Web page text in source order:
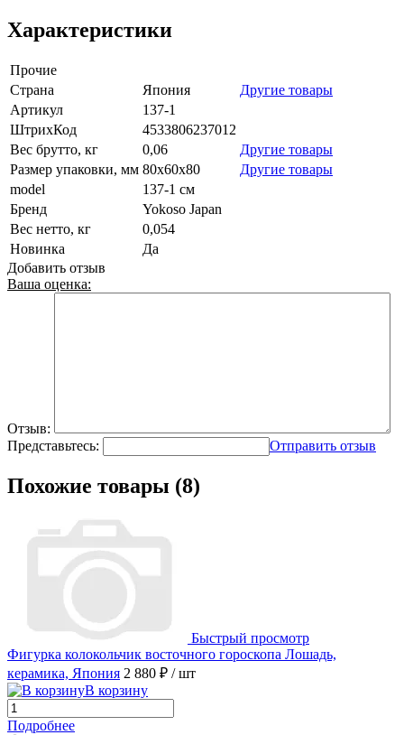
Характеристики
Прочие
Страна
Япония
Другие товары
Артикул
137-1
ШтрихКод
4533806237012
Вес брутто, кг
0,06
Другие товары
Размер упаковки, мм 80х60х80
Другие товары
model
137-1 см
Бренд
Yokoso Japan
Вес нетто, кг
0,054
Новинка
Да
Добавить отзыв
Ваша оценка:
Отзыв:
Представьтесь:
Отправить отзыв
Похожие товары (8)
Быстрый просмотр
Фигурка колокольчик восточного гороскопа Лошадь,
керамика, Япония 2 880 ₽ / шт
В корзину
Подробнее